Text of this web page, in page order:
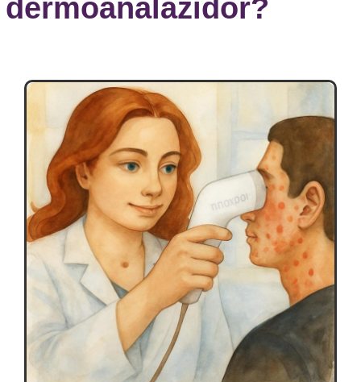
dermoanalazidor?